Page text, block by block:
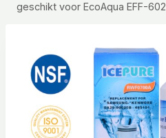
geschikt voor EcoAqua EFF-